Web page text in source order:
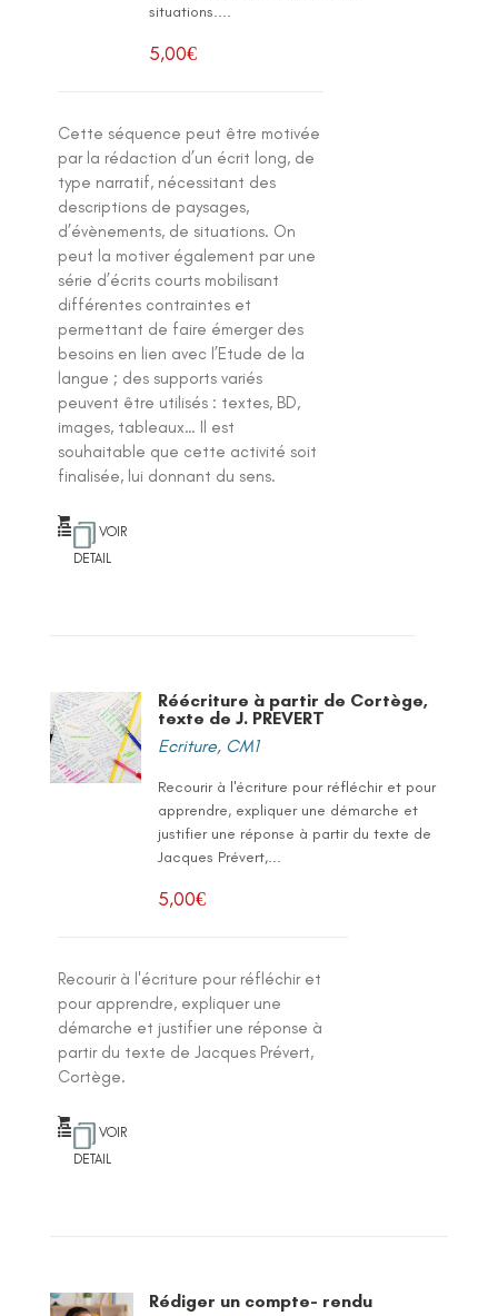
situations....
5,00€
Cette séquence peut être motivée
par la rédaction d’un écrit long, de
type narratif, nécessitant des
descriptions de paysages,
d’évènements, de situations. On
peut la motiver également par une
série d’écrits courts mobilisant
différentes contraintes et
permettant de faire émerger des
besoins en lien avec l’Etude de la
langue ; des supports variés
peuvent être utilisés : textes, BD,
images, tableaux… Il est
souhaitable que cette activité soit
finalisée, lui donnant du sens.
VOIR
DETAIL
Réécriture à partir de Cortège,
texte de J. PREVERT
Ecriture, CM1
Recourir à l'écriture pour réfléchir et pour
apprendre, expliquer une démarche et
justifier une réponse à partir du texte de
Jacques Prévert,...
5,00€
Recourir à l'écriture pour réfléchir et
pour apprendre, expliquer une
démarche et justifier une réponse à
partir du texte de Jacques Prévert,
Cortège.
VOIR
DETAIL
Rédiger un compte- rendu